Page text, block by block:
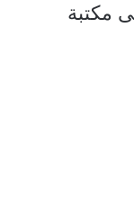
مكتبة